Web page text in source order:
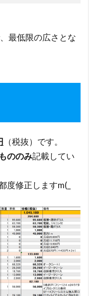
最低限の広さとな
（税抜）です。
ののみ記載してい
修正しますm(_